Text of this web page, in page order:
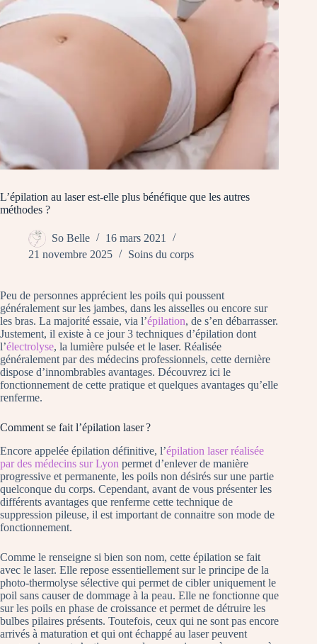
L’épilation au laser est-elle plus bénéfique que les autres
méthodes ?
So Belle
16 mars 2021
21 novembre 2025
Soins du corps
Peu de personnes apprécient les poils qui poussent
généralement sur les jambes, dans les aisselles ou encore sur
les bras. La majorité essaie, via l’épilation, de s’en débarrasser.
Justement, il existe à ce jour 3 techniques d’épilation dont
l’électrolyse, la lumière pulsée et le laser. Réalisée
généralement par des médecins professionnels, cette dernière
dispose d’innombrables avantages. Découvrez ici le
fonctionnement de cette pratique et quelques avantages qu’elle
renferme.
Comment se fait l’épilation laser ?
Encore appelée épilation définitive, l’épilation laser réalisée
par des médecins sur Lyon permet d’enlever de manière
progressive et permanente, les poils non désirés sur une partie
quelconque du corps. Cependant, avant de vous présenter les
différents avantages que renferme cette technique de
suppression pileuse, il est important de connaitre son mode de
fonctionnement.
Comme le renseigne si bien son nom, cette épilation se fait
avec le laser. Elle repose essentiellement sur le principe de la
photo-thermolyse sélective qui permet de cibler uniquement le
poil sans causer de dommage à la peau. Elle ne fonctionne que
sur les poils en phase de croissance et permet de détruire les
bulbes pilaires présents. Toutefois, ceux qui ne sont pas encore
arrivés à maturation et qui ont échappé au laser peuvent